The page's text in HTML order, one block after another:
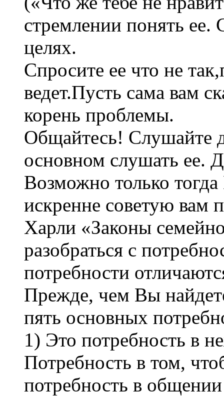
стремлении понять ее.
целях.
Спросите ее что не
ведет.Пусть сама вам
корень проблемы.
Общайтесь! Слушайте
основном слушать ее.
Возможно только
искренне советую вам
Харли «Законы
разобраться с
потребности
Прежде, чем Вы
пять основных
1) Это потребность в
Потребность в том,
потребность в